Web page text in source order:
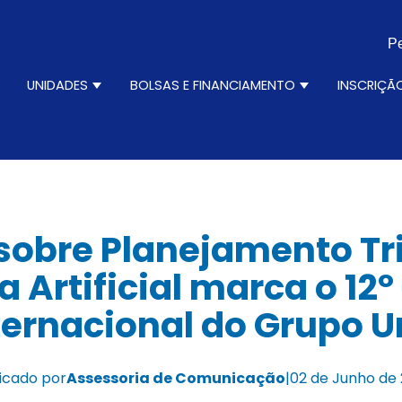
submenu for Institucional
UNIDADES Show submenu for Unidades
BOLSAS E FINANCIAMENTO Show
Planejamento
Artificial marca o
do Grupo
porAssessoria de Comunicação|02 de Junho de